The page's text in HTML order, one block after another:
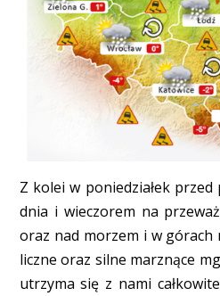
Z kolei w poniedziałek przed
dnia i wieczorem na
oraz nad morzem i w górach
liczne oraz silne marznące
utrzyma się z nami